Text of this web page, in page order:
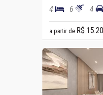
4 6 4
a partir de R$